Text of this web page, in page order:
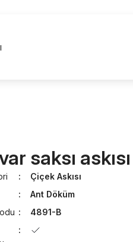
saksı
Çiçek Askısı
Ant Döküm
4891-B